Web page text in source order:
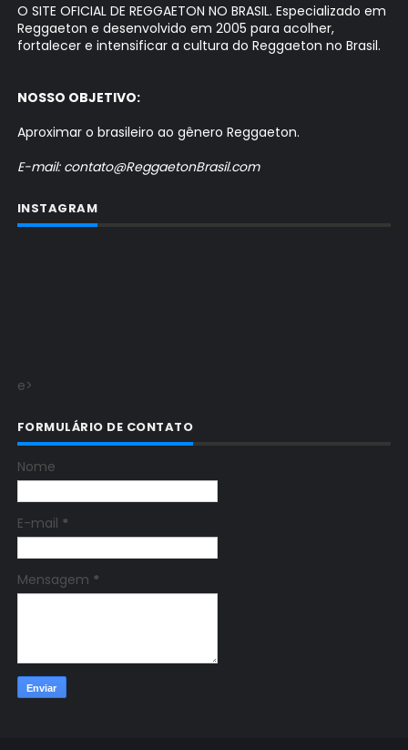
O SITE OFICIAL DE REGGAETON NO BRASIL. Especializado em
Reggaeton e desenvolvido em 2005 para acolher,
fortalecer e intensificar a cultura do Reggaeton no Brasil.
NOSSO OBJETIVO:
Aproximar o brasileiro ao gênero Reggaeton.
E-mail: contato@ReggaetonBrasil.com
INSTAGRAM
e>
FORMULÁRIO DE CONTATO
Nome
E-mail *
Mensagem *